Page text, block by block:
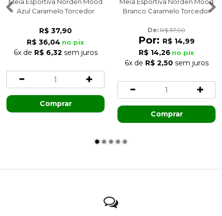
Meia Esportiva Norden Mood
Azul Caramelo Torcedor
R$ 37,90
R$ 36,04 no pix
6xde R$ 6,32 sem juros
Comprar
Meia Esportiva Norden Mood
Branco Caramelo Torcedor
De: R$ 37,90
Por: R$ 14,99
R$ 14,26 no pix
6xde R$ 2,50sem juros
Comprar